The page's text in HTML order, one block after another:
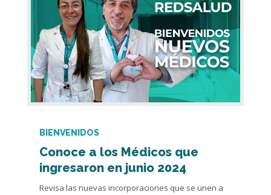
BIENVENIDOS
Conoce a los Médicos que
ingresaron en junio 2024
Revisa las nuevas incorporaciones que se unen a